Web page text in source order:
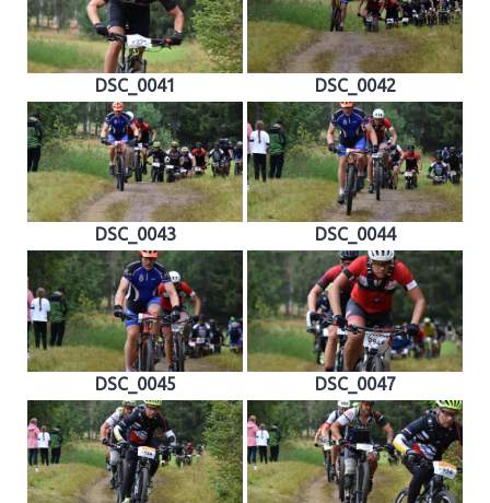
DSC_0041 DSC_0042
DSC_0043 DSC_0044
DSC_0045 DSC_0047